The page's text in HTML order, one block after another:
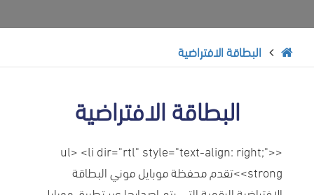
البطاقة الافتراضية
البطاقة الافتراضية
<ul> <li dir="rtl" style="text-align: right;">
<strong>تقدم محفظة موبايل موني البطاقة